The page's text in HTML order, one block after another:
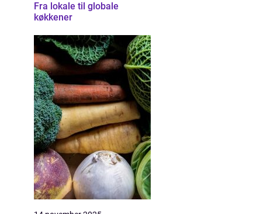
Fra lokale til globale
køkkener